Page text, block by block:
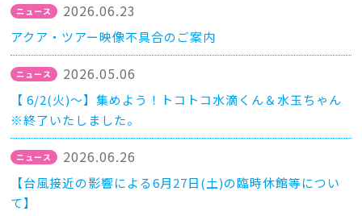
2026.06.23
アクア・ツアー映像不具合のご案内
2026.05.06
【 6/2(火)～】集めよう！トコトコ水滴くん＆水玉ちゃん
※終了いたしました。
2026.06.26
【台風接近の影響による6月27日(土)の臨時休館等につい
て】